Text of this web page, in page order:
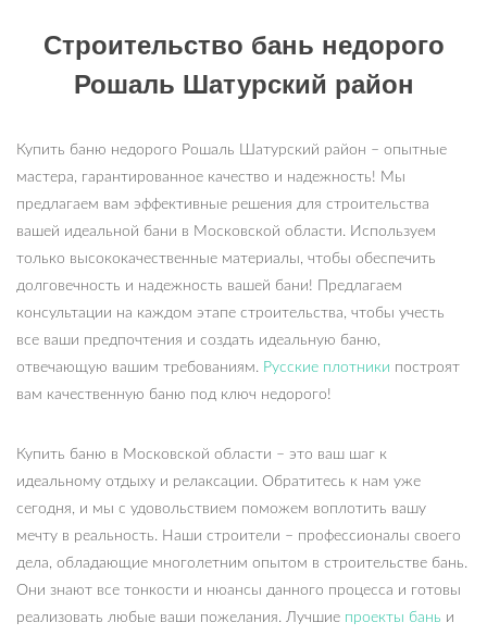
Строительство бань недорого
Рошаль Шатурский район
Купить баню недорого Рошаль Шатурский район – опытные
мастера, гарантированное качество и надежность! Мы
предлагаем вам эффективные решения для строительства
вашей идеальной бани в Московской области. Используем
только высококачественные материалы, чтобы обеспечить
долговечность и надежность вашей бани! Предлагаем
консультации на каждом этапе строительства, чтобы учесть
все ваши предпочтения и создать идеальную баню,
отвечающую вашим требованиям. Русские плотники построят
вам качественную баню под ключ недорого!
Купить баню в Московской области – это ваш шаг к
идеальному отдыху и релаксации. Обратитесь к нам уже
сегодня, и мы с удовольствием поможем воплотить вашу
мечту в реальность. Наши строители – профессионалы своего
дела, обладающие многолетним опытом в строительстве бань.
Они знают все тонкости и нюансы данного процесса и готовы
реализовать любые ваши пожелания. Лучшие проекты бань и